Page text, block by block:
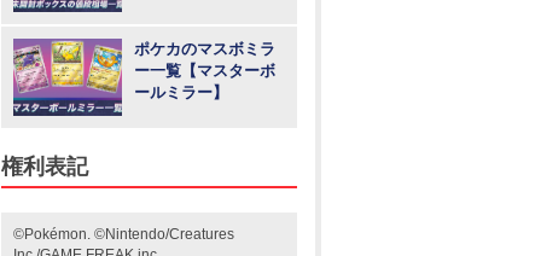
ポケカのマスボミラ
ー一覧【マスターボ
ールミラー】
権利表記
©Pokémon. ©Nintendo/Creatures